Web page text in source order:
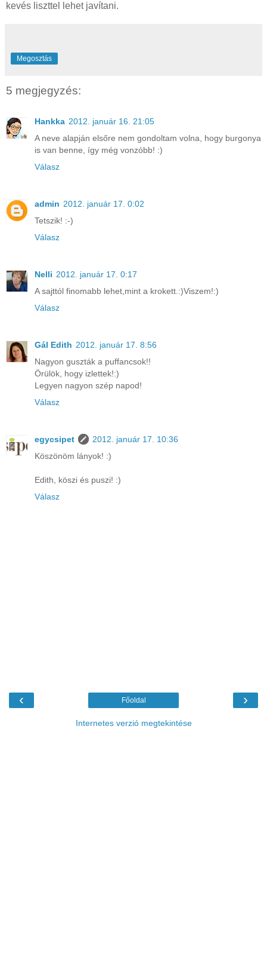
kevés liszttel lehet javítani.
Megosztás
5 megjegyzés:
Hankka 2012. január 16. 21:05
A neve alapján elsőre nem gondoltam volna, hogy burgonya
is van benne, így még vonzóbb! :)
Válasz
admin 2012. január 17. 0:02
Tetszik! :-)
Válasz
Nelli 2012. január 17. 0:17
A sajttól finomabb lehet,mint a krokett.:)Viszem!:)
Válasz
Gál Edith 2012. január 17. 8:56
Nagyon guszták a puffancsok!!
Örülök, hogy izlettek!:)
Legyen nagyon szép napod!
Válasz
egycsipet
2012. január 17. 10:36
Köszönöm lányok! :)
Edith, köszi és puszi! :)
Válasz
‹ ›
Főoldal
Internetes verzió megtekintése